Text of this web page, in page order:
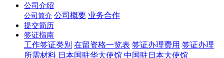
公司介绍
公司简介 公司概要 业务合作
提交简历
签证指南
工作签证类别 在留资格一览表 签证办理费用 签证办理
所需材料 日本国驻华大使馆 中国驻日本大使馆